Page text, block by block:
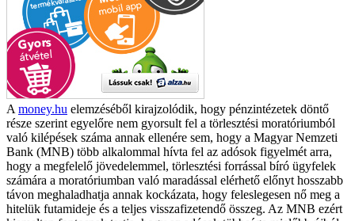
A money.hu elemzéséből kirajzolódik, hogy pénzintézetek döntő
része szerint egyelőre nem gyorsult fel a törlesztési moratóriumból
való kilépések száma annak ellenére sem, hogy a Magyar Nemzeti
Bank (MNB) több alkalommal hívta fel az adósok figyelmét arra,
hogy a megfelelő jövedelemmel, törlesztési forrással bíró ügyfelek
számára a moratóriumban való maradással elérhető előnyt hosszabb
távon meghaladhatja annak kockázata, hogy feleslegesen nő meg a
hitelük futamideje és a teljes visszafizetendő összeg. Az MNB ezért